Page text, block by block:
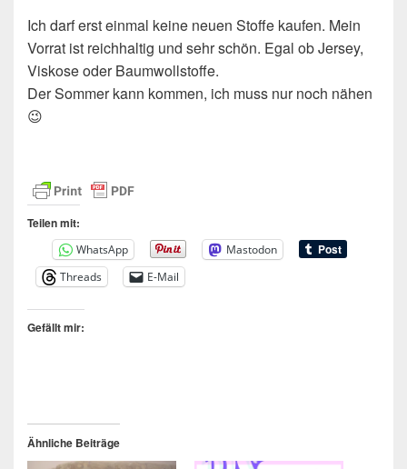
Ich darf erst einmal keine neuen Stoffe kaufen. Mein
Vorrat ist reichhaltig und sehr schön. Egal ob Jersey,
Viskose oder Baumwollstoffe.
Der Sommer kann kommen, ich muss nur noch nähen
😉
Teilen mit:
WhatsApp
Mastodon
Threads
E-Mail
Gefällt mir:
Ähnliche Beiträge